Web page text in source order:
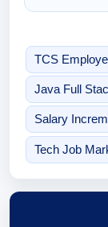
TCS
Java Full
Salary
Tech Job